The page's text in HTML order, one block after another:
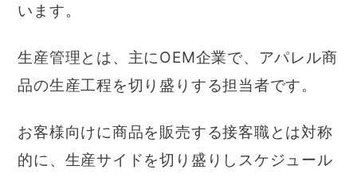
います。
生産管理とは、主にOEM企業で、アパレル商
品の生産工程を切り盛りする担当者です。
お客様向けに商品を販売する接客職とは対称
的に、生産サイドを切り盛りしスケジュール